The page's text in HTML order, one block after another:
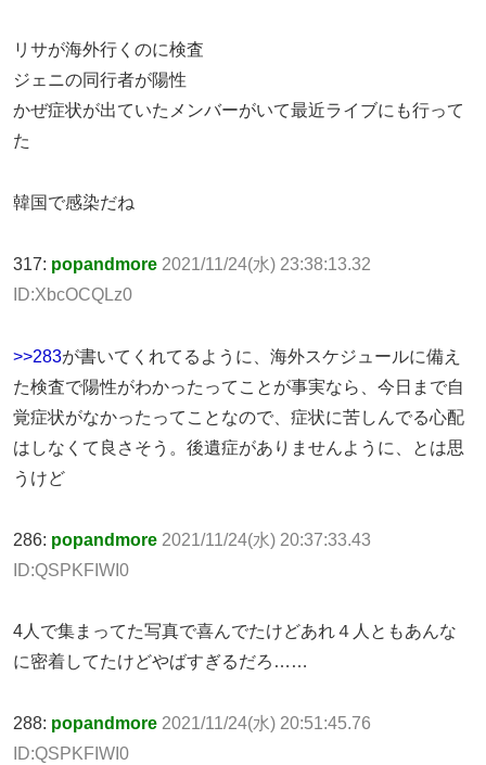
リサが海外行くのに検査
ジェニの同行者が陽性
かぜ症状が出ていたメンバーがいて最近ライブにも行って
た
韓国で感染だね
317: popandmore 2021/11/24(水) 23:38:13.32
ID:XbcOCQLz0
>>283が書いてくれてるように、海外スケジュールに備え
た検査で陽性がわかったってことが事実なら、今日まで自
覚症状がなかったってことなので、症状に苦しんでる心配
はしなくて良さそう。後遺症がありませんように、とは思
うけど
286: popandmore 2021/11/24(水) 20:37:33.43
ID:QSPKFIWI0
4人で集まってた写真で喜んでたけどあれ４人ともあんな
に密着してたけどやばすぎるだろ……
288: popandmore 2021/11/24(水) 20:51:45.76
ID:QSPKFIWI0